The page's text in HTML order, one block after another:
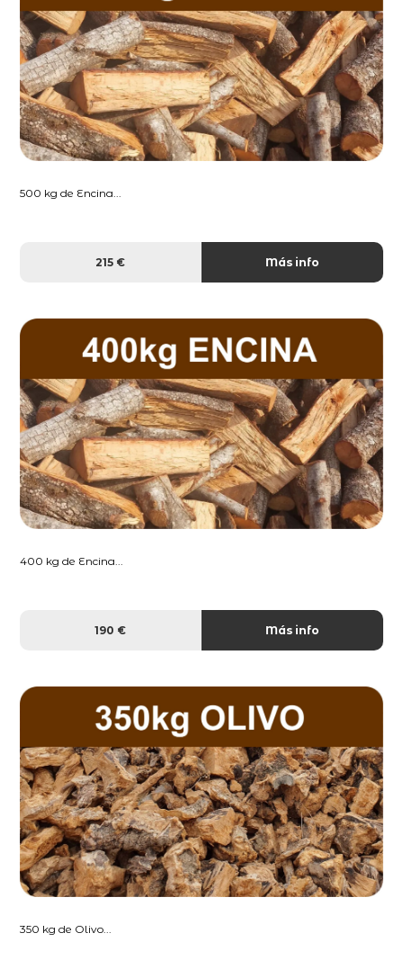
500 kg de Encina...
215 € Más info
400 kg de Encina...
190 € Más info
350 kg de Olivo...